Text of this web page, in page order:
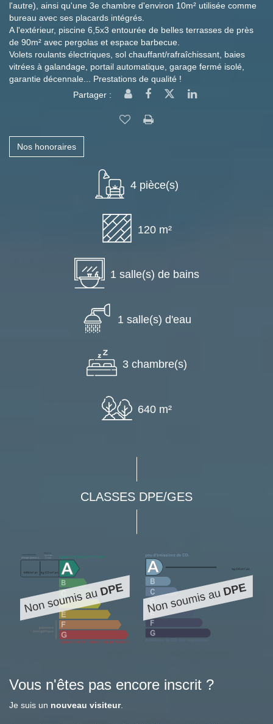
l'autre), ainsi qu'une 3e chambre d'environ 10m² utilisée comme
bureau avec ses placards intégrés.
A l'extérieur, piscine 6,5x3 entourée de belles terrasses de près
de 90m² avec pergolas et espace barbecue.
Volets roulants électriques, sol chauffant/rafraîchissant, baies
vitrées à galandage, portail automatique, garage fermé isolé,
garantie décennale... Prestations de qualité !
Partager :
Nos honoraires
4 pièce(s)
120 m²
1 salle(s) de bains
1 salle(s) d'eau
3 chambre(s)
640 m²
CLASSES DPE/GES
Vous n'êtes pas encore inscrit ?
Je suis un nouveau visiteur.